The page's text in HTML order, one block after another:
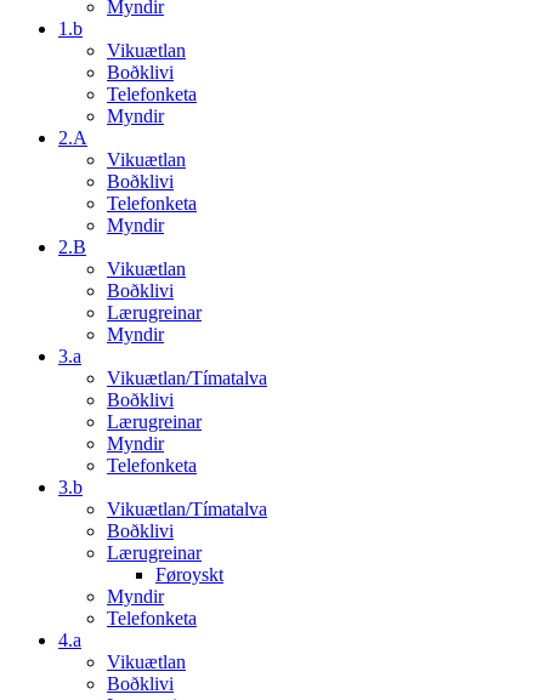
Myndir
1.b
Vikuætlan
Boðklivi
Telefonketa
Myndir
2.A
Vikuætlan
Boðklivi
Telefonketa
Myndir
2.B
Vikuætlan
Boðklivi
Lærugreinar
Myndir
3.a
Vikuætlan/Tímatalva
Boðklivi
Lærugreinar
Myndir
Telefonketa
3.b
Vikuætlan/Tímatalva
Boðklivi
Lærugreinar
Føroyskt
Myndir
Telefonketa
4.a
Vikuætlan
Boðklivi